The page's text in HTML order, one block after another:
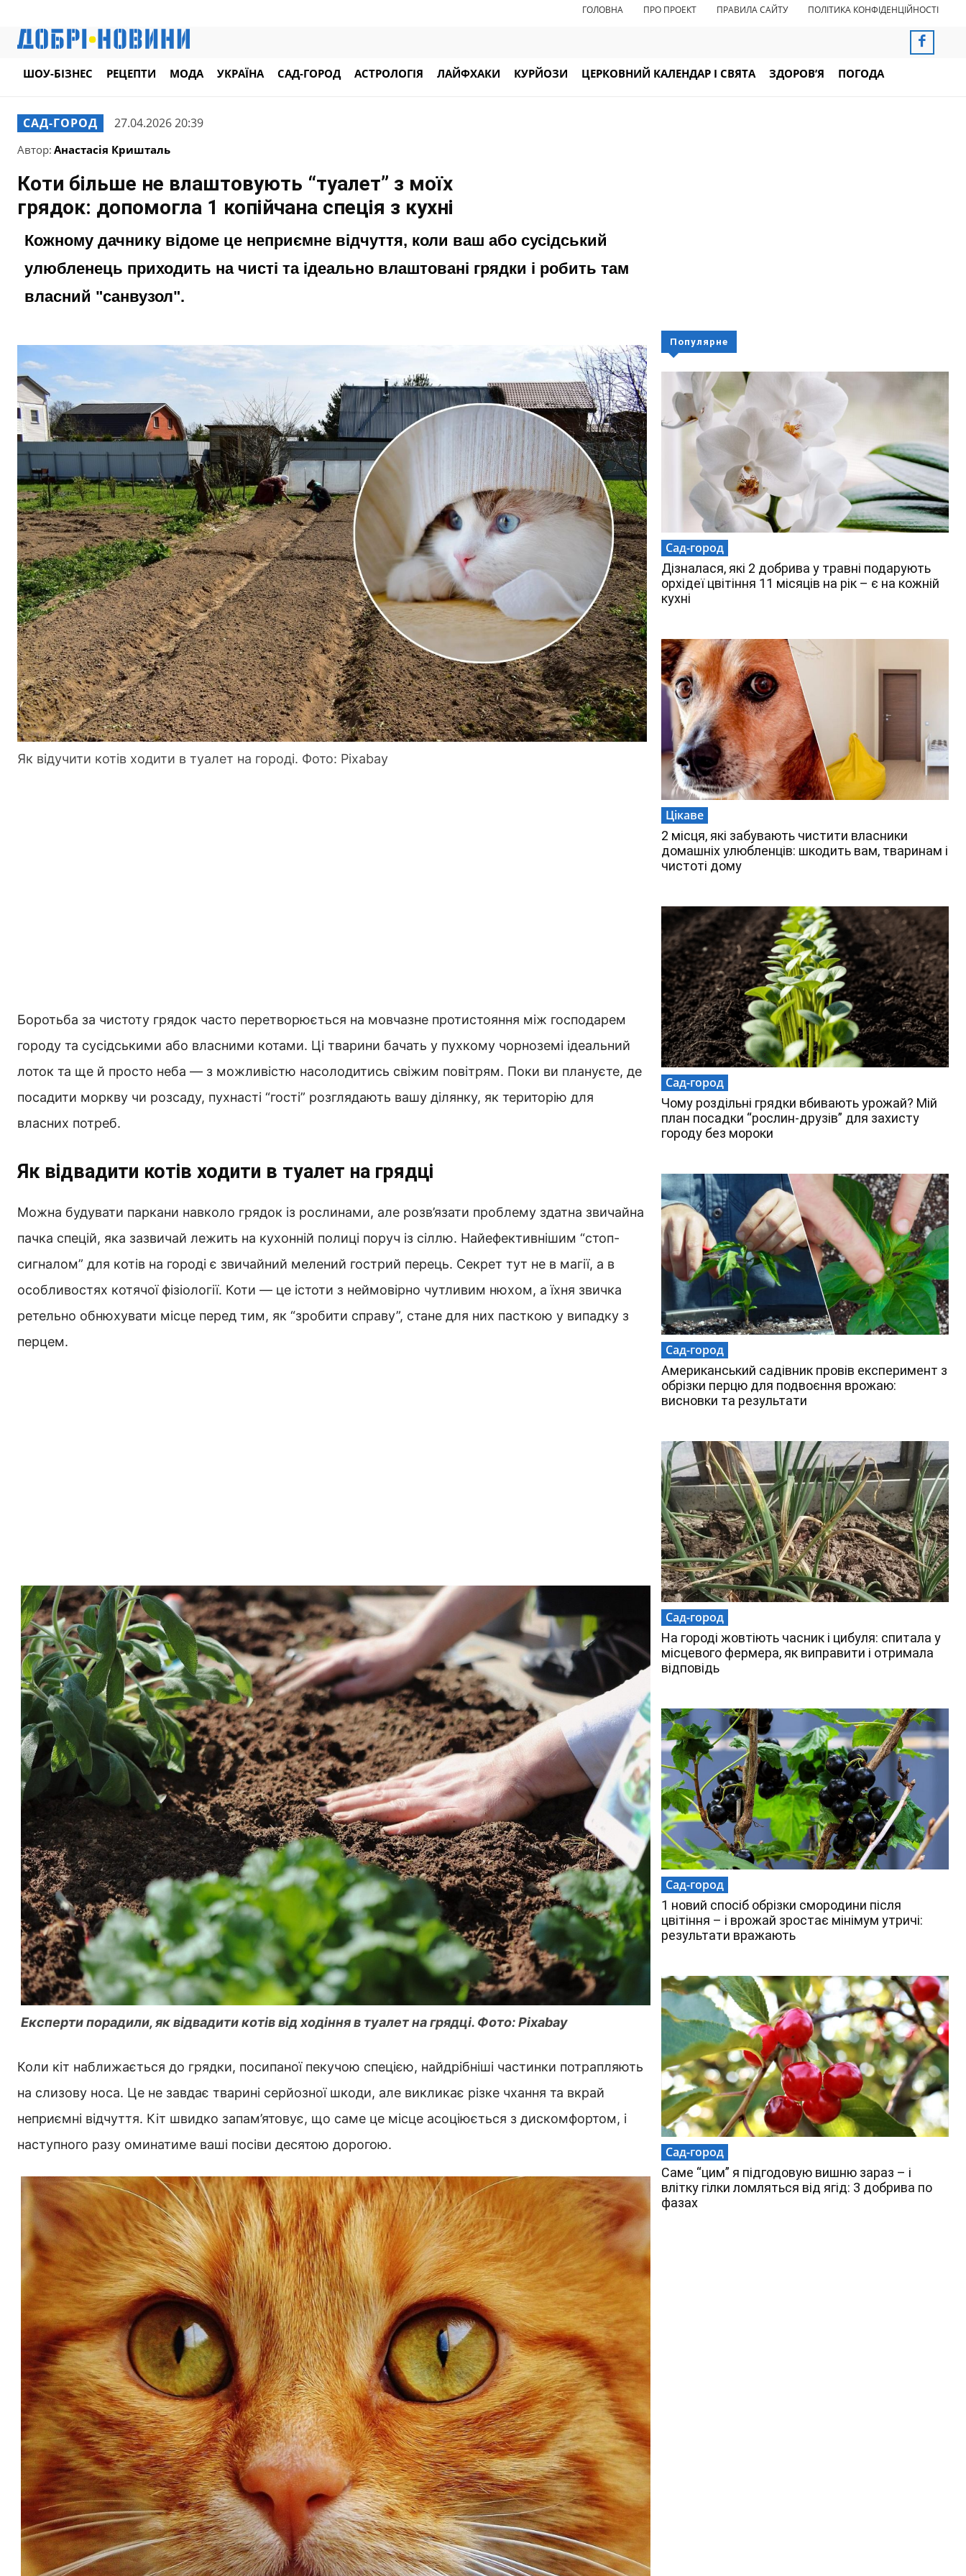
ГОЛОВНА ПРО ПРОЕКТ ПРАВИЛА САЙТУ ПОЛІТИКА КОНФІДЕНЦІЙНОСТІ
ШОУ-БІЗНЕС РЕЦЕПТИ МОДА УКРАЇНА САД-ГОРОД АСТРОЛОГІЯ ЛАЙФХАКИ КУРЙОЗИ ЦЕРКОВНИЙ КАЛЕНДАР І СВЯТА ЗДОРОВ’Я ПОГОДА
САД-ГОРОД 27.04.2026 20:39
Автор: Анастасія Кришталь
Коти більше не влаштовують “туалет” з моїх
грядок: допомогла 1 копійчана спеція з кухні
Кожному дачнику відоме це неприємне відчуття, коли ваш або сусідський
улюбленець приходить на чисті та ідеально влаштовані грядки і робить там
власний "санвузол".
Як відучити котів ходити в туалет на городі. Фото: Pixabay
Боротьба за чистоту грядок часто перетворюється на мовчазне протистояння між господарем
городу та сусідськими або власними котами. Ці тварини бачать у пухкому чорноземі ідеальний
лоток та ще й просто неба — з можливістю насолодитись свіжим повітрям. Поки ви плануєте, де
посадити моркву чи розсаду, пухнасті “гості” розглядають вашу ділянку, як територію для
власних потреб.
Як відвадити котів ходити в туалет на грядці
Можна будувати паркани навколо грядок із рослинами, але розв’язати проблему здатна звичайна
пачка спецій, яка зазвичай лежить на кухонній полиці поруч із сіллю. Найефективнішим “стоп-
сигналом” для котів на городі є звичайний мелений гострий перець. Секрет тут не в магії, а в
особливостях котячої фізіології. Коти — це істоти з неймовірно чутливим нюхом, а їхня звичка
ретельно обнюхувати місце перед тим, як “зробити справу”, стане для них пасткою у випадку з
перцем.
Експерти порадили, як відвадити котів від ходіння в туалет на грядці. Фото: Pixabay
Коли кіт наближається до грядки, посипаної пекучою спецією, найдрібніші частинки потрапляють
на слизову носа. Це не завдає тварині серйозної шкоди, але викликає різке чхання та вкрай
неприємні відчуття. Кіт швидко запам’ятовує, що саме це місце асоціюється з дискомфортом, і
наступного разу оминатиме ваші посіви десятою дорогою.
Популярне
Сад-город
Дізналася, які 2 добрива у травні подарують
орхідеї цвітіння 11 місяців на рік – є на кожній
кухні
Цікаве
2 місця, які забувають чистити власники
домашніх улюбленців: шкодить вам, тваринам і
чистоті дому
Сад-город
Чому роздільні грядки вбивають урожай? Мій
план посадки “рослин-друзів” для захисту
городу без мороки
Сад-город
Американський садівник провів експеримент з
обрізки перцю для подвоєння врожаю:
висновки та результати
Сад-город
На городі жовтіють часник і цибуля: спитала у
місцевого фермера, як виправити і отримала
відповідь
Сад-город
1 новий спосіб обрізки смородини після
цвітіння – і врожай зростає мінімум утричі:
результати вражають
Сад-город
Саме “цим” я підгодовую вишню зараз – і
влітку гілки ломляться від ягід: 3 добрива по
фазах